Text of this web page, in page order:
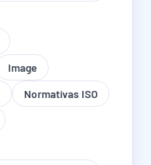
Image
Normativas ISO